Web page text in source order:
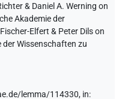
wird die Balsam-
ḫꜣsy.tgeschrieben
H 124). Alliot, in: RdE
zwischen der Pflanze
qu’il s’agit d’une
de loin en Égypte),
& Daniel A. Werning on
Akademie der
Elfert & Peter Dils on
der Wissenschaften zu
lemma/114330, in: